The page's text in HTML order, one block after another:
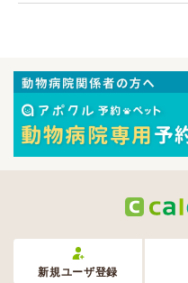
新規ユーザ登録